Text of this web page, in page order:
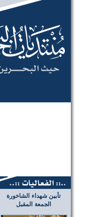
تأبين شهداء الشاخورة
الجمعة المقبل